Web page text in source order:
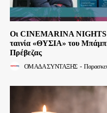
Οι CINEMARINA NIGHTS
ταινία «ΘΥΣΙΑ» του
Πρέβεζας
ΟΜΑΔΑ ΣΥΝΤΑΞΗΣ -